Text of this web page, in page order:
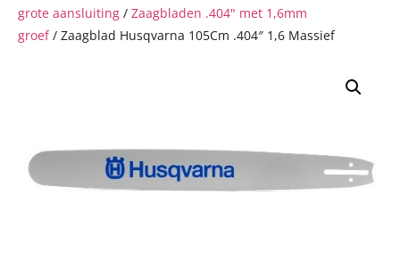
grote aansluiting / Zaagbladen .404" met 1,6mm
groef/ Zaagblad Husqvarna 105Cm .404″ 1,6 Massief